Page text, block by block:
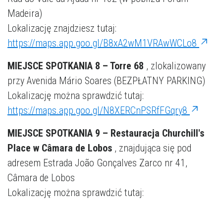
Madeira)
Lokalizację znajdziesz tutaj:
https://maps.app.goo.gl/B8xA2wM1VRAwWCLo8
MIEJSCE SPOTKANIA 8 – Torre 68 , zlokalizowany
przy Avenida Mário Soares (BEZPŁATNY PARKING)
Lokalizację można sprawdzić tutaj:
https://maps.app.goo.gl/N8XERCnPSRfFGqry8
MIEJSCE SPOTKANIA 9 – Restauracja Churchill's
Place w Câmara de Lobos , znajdująca się pod
adresem Estrada João Gonçalves Zarco nr 41,
Câmara de Lobos
Lokalizację można sprawdzić tutaj: